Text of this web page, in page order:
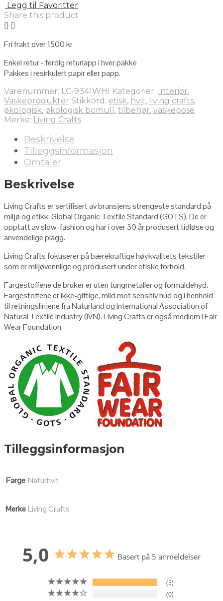
Legg til Favoritter
Share this product
Fri frakt over 1500 kr
Enkel retur - ferdig returlapp i hver pakke
Pakkes i resirkulert papir eller papp.
Varenummer: LC-9341WHI Kategorier: Interiør,
Vaskeprodukter Stikkord: etisk, hvit, living crafts,
økologisk, økologisk bomull , tilbehør, vaskepose
Merke: Living Crafts
Beskrivelse
Tilleggsinformasjon
Omtaler
Beskrivelse
Living Crafts er sertifisert av bransjens strengeste standard på
miljø og etikk: Global Organic Textile Standard (GOTS). De er
opptatt av slow-fashion og har i over 30 år produsert tidløse og
anvendelige plagg.
Living Crafts fokuserer på bærekraftige høykvalitets tekstiler
som er miljøvennlige og produsert under etiske forhold.
Fargestoffene de bruker er uten tungmetaller og formaldehyd.
Fargestoffene er ikke-giftige, mild mot sensitiv hud og i henhold
til retningslinjene fra Naturland og International Association of
Natural Textile Industry (IVN). Living Crafts er også medlem i Fair
Wear Foundation.
Tilleggsinformasjon
Farge Naturhvit
MerkeLiving Crafts
5,0 Basert på 5 anmeldelser
5
0